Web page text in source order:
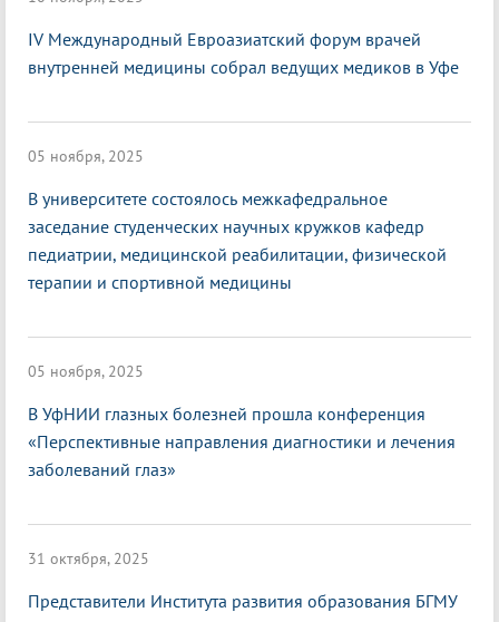
IV Международный Евроазиатский форум врачей
внутренней медицины собрал ведущих медиков в Уфе
05 ноября, 2025
В университете состоялось межкафедральное
заседание студенческих научных кружков кафедр
педиатрии, медицинской реабилитации, физической
терапии и спортивной медицины
05 ноября, 2025
В УфНИИ глазных болезней прошла конференция
«Перспективные направления диагностики и лечения
заболеваний глаз»
31 октября, 2025
Представители Института развития образования БГМУ